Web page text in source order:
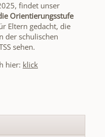
findet unser
Orientierungsstufe
Eltern gedacht, die
der schulischen
sehen.
hier: klick